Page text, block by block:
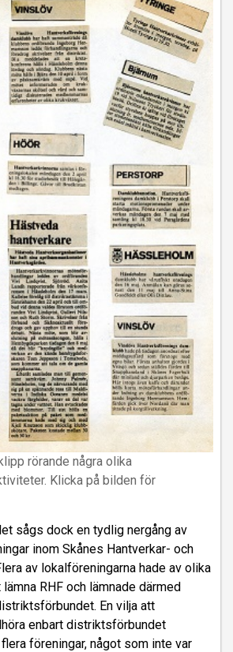
rörande några olika
Klicka på bilden för
sågs dock en tydlig nergång av
inom Skånes Hantverkar- och
av lokalföreningarna hade av olika
RHF och lämnade därmed
En vilja att
enbart distriktsförbundet
föreningar, något som inte var